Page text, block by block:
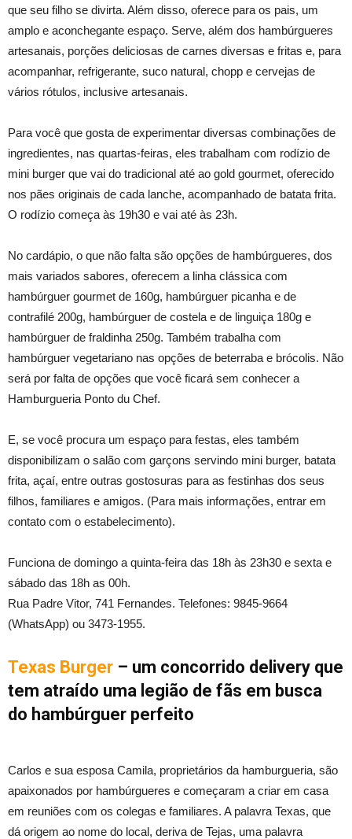
que seu filho se divirta. Além disso, oferece para os pais, um
amplo e aconchegante espaço. Serve, além dos hambúrgueres
artesanais, porções deliciosas de carnes diversas e fritas e, para
acompanhar, refrigerante, suco natural, chopp e cervejas de
vários rótulos, inclusive artesanais.
Para você que gosta de experimentar diversas combinações de
ingredientes, nas quartas-feiras, eles trabalham com rodízio de
mini burger que vai do tradicional até ao gold gourmet, oferecido
nos pães originais de cada lanche, acompanhado de batata frita.
O rodízio começa às 19h30 e vai até às 23h.
No cardápio, o que não falta são opções de hambúrgueres, dos
mais variados sabores, oferecem a linha clássica com
hambúrguer gourmet de 160g, hambúrguer picanha e de
contrafilé 200g, hambúrguer de costela e de linguiça 180g e
hambúrguer de fraldinha 250g. Também trabalha com
hambúrguer vegetariano nas opções de beterraba e brócolis. Não
será por falta de opções que você ficará sem conhecer a
Hamburgueria Ponto du Chef.
E, se você procura um espaço para festas, eles também
disponibilizam o salão com garçons servindo mini burger, batata
frita, açaí, entre outras gostosuras para as festinhas dos seus
filhos, familiares e amigos. (Para mais informações, entrar em
contato com o estabelecimento).
Funciona de domingo a quinta-feira das 18h às 23h30 e sexta e
sábado das 18h as 00h.
Rua Padre Vitor, 741 Fernandes. Telefones: 9845-9664
(WhatsApp) ou 3473-1955.
Texas Burger – um concorrido delivery que
tem atraído uma legião de fãs em busca
do hambúrguer perfeito
Carlos e sua esposa Camila, proprietários da hamburgueria, são
apaixonados por hambúrgueres e começaram a criar em casa
em reuniões com os colegas e familiares. A palavra Texas, que
dá origem ao nome do local, deriva de Tejas, uma palavra